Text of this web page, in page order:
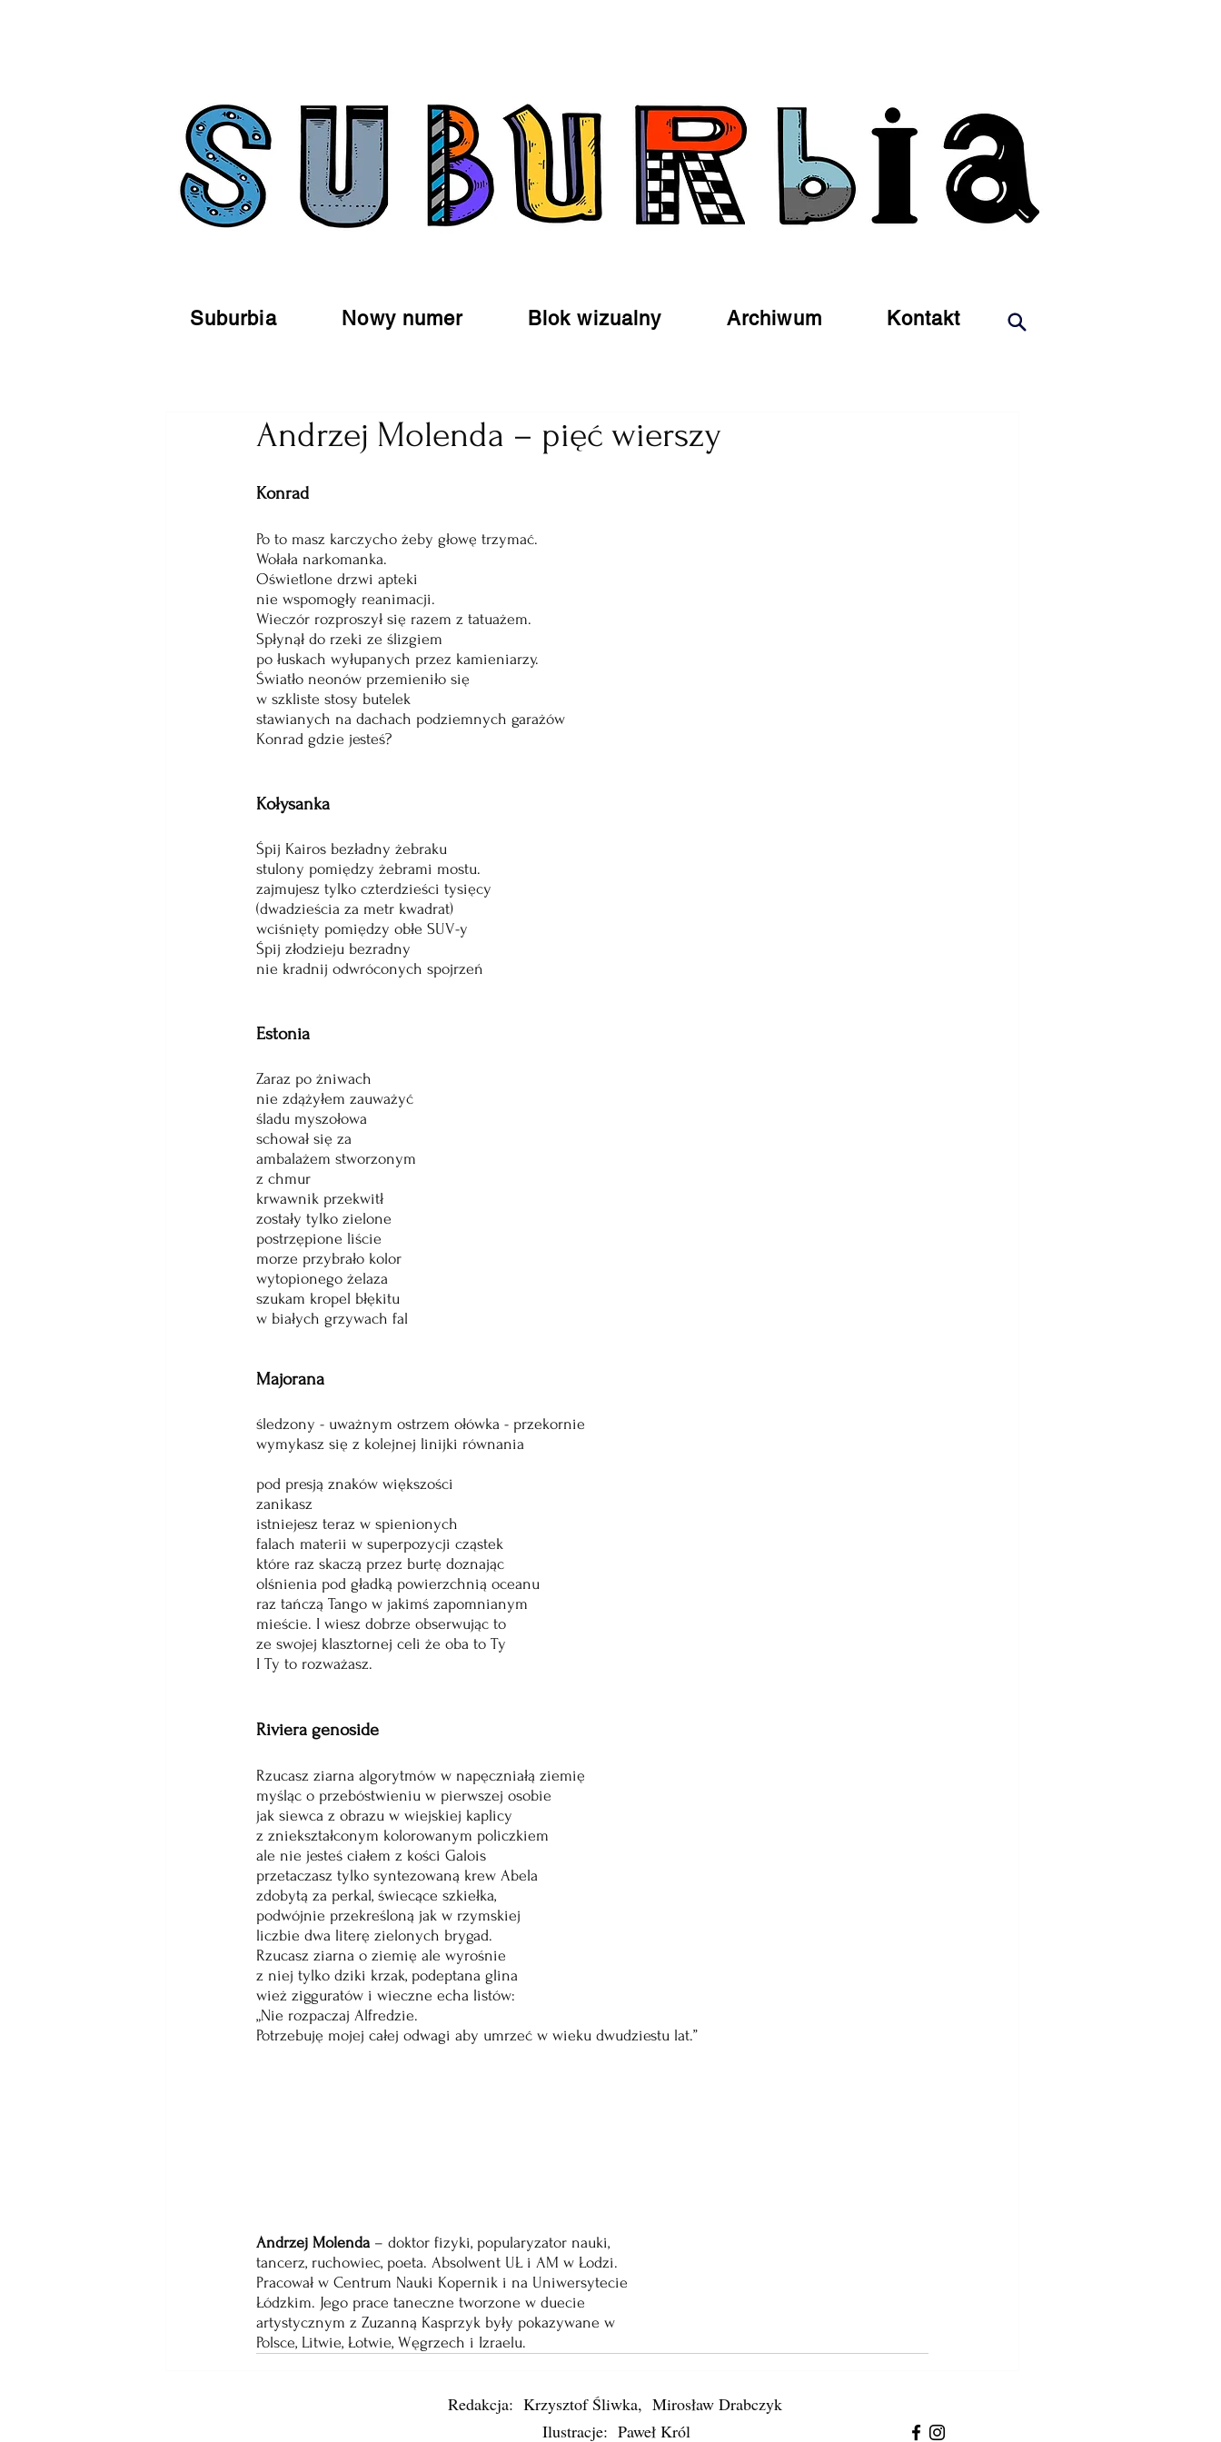
Suburbia Nowy numer Blok wizualny Archiwum Kontakt
Andrzej Molenda – pięć wierszy
Konrad
Po to masz karczycho żeby głowę trzymać.
Wołała narkomanka.
Oświetlone drzwi apteki
nie wspomogły reanimacji.
Wieczór rozproszył się razem z tatuażem.
Spłynął do rzeki ze ślizgiem
po łuskach wyłupanych przez kamieniarzy.
Światło neonów przemieniło się
w szkliste stosy butelek
stawianych na dachach podziemnych garażów
Konrad gdzie jesteś?
Kołysanka
Śpij Kairos bezładny żebraku
stulony pomiędzy żebrami mostu.
zajmujesz tylko czterdzieści tysięcy
(dwadzieścia za metr kwadrat)
wciśnięty pomiędzy obłe SUV-y
Śpij złodzieju bezradny
nie kradnij odwróconych spojrzeń
Estonia
Zaraz po żniwach
nie zdążyłem zauważyć
śladu myszołowa
schował się za
ambalażem stworzonym
z chmur
krwawnik przekwitł
zostały tylko zielone
postrzępione liście
morze przybrało kolor
wytopionego żelaza
szukam kropel błękitu
w białych grzywach fal
Majorana
śledzony - uważnym ostrzem ołówka - przekornie
wymykasz się z kolejnej linijki równania
pod presją znaków większości
zanikasz
istniejesz teraz w spienionych
falach materii w superpozycji cząstek
które raz skaczą przez burtę doznając
olśnienia pod gładką powierzchnią oceanu
raz tańczą Tango w jakimś zapomnianym
mieście. I wiesz dobrze obserwując to
ze swojej klasztornej celi że oba to Ty
I Ty to rozważasz.
Riviera genoside
Rzucasz ziarna algorytmów w napęczniałą ziemię
myśląc o przebóstwieniu w pierwszej osobie
jak siewca z obrazu w wiejskiej kaplicy
z zniekształconym kolorowanym policzkiem
ale nie jesteś ciałem z kości Galois
przetaczasz tylko syntezowaną krew Abela
zdobytą za perkal, świecące szkiełka,
podwójnie przekreśloną jak w rzymskiej
liczbie dwa literę zielonych brygad.
Rzucasz ziarna o ziemię ale wyrośnie
z niej tylko dziki krzak, podeptana glina
wież zigguratów i wieczne echa listów:
„Nie rozpaczaj Alfredzie.
Potrzebuję mojej całej odwagi aby umrzeć w wieku dwudziestu lat.”
Andrzej Molenda – doktor fizyki, popularyzator nauki,
tancerz, ruchowiec, poeta. Absolwent UŁ i AM w Łodzi.
Pracował w Centrum Nauki Kopernik i na Uniwersytecie
Łódzkim. Jego prace taneczne tworzone w duecie
artystycznym z Zuzanną Kasprzyk były pokazywane w
Polsce, Litwie, Łotwie, Węgrzech i Izraelu.
Redakcja: Krzysztof Śliwka, Mirosław Drabczyk
Ilustracje: Paweł Król